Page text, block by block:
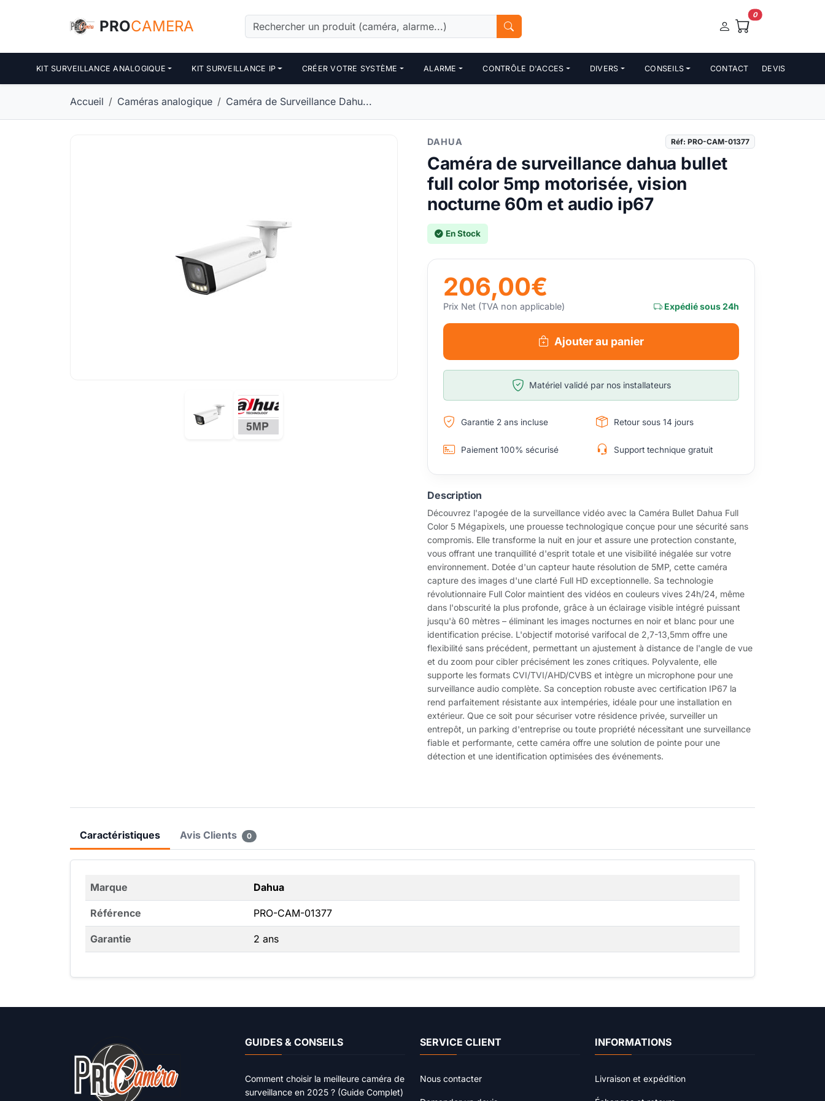
PROCAMERA
0
KIT SURVEILLANCE ANALOGIQUE KIT SURVEILLANCE IP CRÉER VOTRE SYSTÈME ALARME CONTRÔLE D'ACCES DIVERS CONSEILS CONTACT DEVIS
Accueil Caméras analogique Caméra de Surveillance Dahu...
DAHUA Réf: PRO-CAM-01377
Caméra de surveillance dahua bullet
full color 5mp motorisée, vision
nocturne 60m et audio ip67
En Stock
206,00€
Prix Net (TVA non applicable) Expédié sous 24h
Ajouter au panier
Matériel validé par nos installateurs
Garantie 2 ans incluse Retour sous 14 jours
Paiement 100% sécurisé Support technique gratuit
Description
Découvrez l'apogée de la surveillance vidéo avec la Caméra Bullet Dahua Full
Color 5 Mégapixels, une prouesse technologique conçue pour une sécurité sans
compromis. Elle transforme la nuit en jour et assure une protection constante,
vous offrant une tranquillité d'esprit totale et une visibilité inégalée sur votre
environnement. Dotée d'un capteur haute résolution de 5MP, cette caméra
capture des images d'une clarté Full HD exceptionnelle. Sa technologie
révolutionnaire Full Color maintient des vidéos en couleurs vives 24h/24, même
dans l'obscurité la plus profonde, grâce à un éclairage visible intégré puissant
jusqu'à 60 mètres – éliminant les images nocturnes en noir et blanc pour une
identification précise. L'objectif motorisé varifocal de 2,7-13,5mm offre une
flexibilité sans précédent, permettant un ajustement à distance de l'angle de vue
et du zoom pour cibler précisément les zones critiques. Polyvalente, elle
supporte les formats CVI/TVI/AHD/CVBS et intègre un microphone pour une
surveillance audio complète. Sa conception robuste avec certification IP67 la
rend parfaitement résistante aux intempéries, idéale pour une installation en
extérieur. Que ce soit pour sécuriser votre résidence privée, surveiller un
entrepôt, un parking d'entreprise ou toute propriété nécessitant une surveillance
fiable et performante, cette caméra offre une solution de pointe pour une
détection et une identification optimisées des événements.
Caractéristiques Avis Clients 0
Marque Dahua
Référence PRO-CAM-01377
Garantie 2 ans
GUIDES & CONSEILS
Comment choisir la meilleure caméra de
surveillance en 2025 ? (Guide Complet)
SERVICE CLIENT
Nous contacter
INFORMATIONS
Livraison et expédition